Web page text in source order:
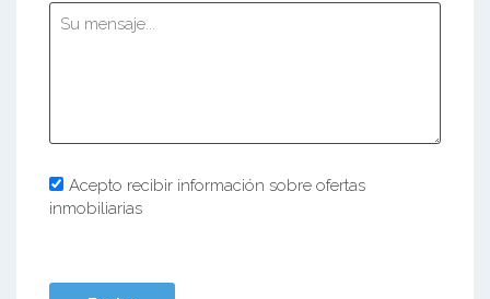
Acepto recibir información sobre ofertas
inmobiliarias